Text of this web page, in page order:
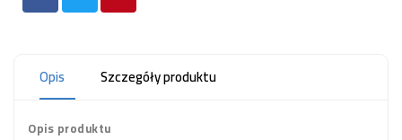
Opis Szczegóły produktu
Opis produktu